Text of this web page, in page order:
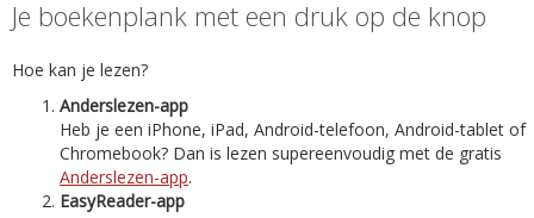
Je boekenplank met een druk op de knop
Hoe kan je lezen?
Anderslezen-app
Heb je een iPhone, iPad, Android-telefoon, Android-tablet of
Chromebook? Dan is lezen supereenvoudig met de gratis
Anderslezen-app.
EasyReader-app